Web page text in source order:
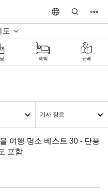
도
숙박 구역
기사 장르
여행 명소 베스트 30 - 단풍
포함